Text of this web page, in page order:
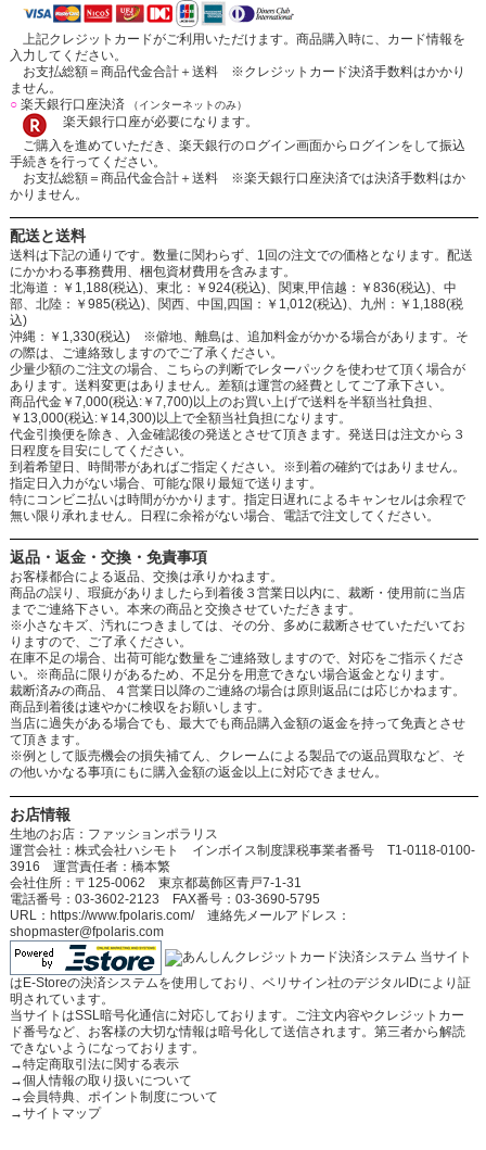
上記クレジットカードがご利用いただけます。商品購入時に、カード情報を
入力してください。
お支払総額＝商品代金合計＋送料 ※クレジットカード決済手数料はかかり
ません。
○楽天銀行口座決済 （インターネットのみ）
楽天銀行口座が必要になります。
ご購入を進めていただき、楽天銀行のログイン画面からログインをして振込
手続きを行ってください。
お支払総額＝商品代金合計＋送料 ※楽天銀行口座決済では決済手数料はか
かりません。
配送と送料
送料は下記の通りです。数量に関わらず、1回の注文での価格となります。配送
にかかわる事務費用、梱包資材費用を含みます。
北海道：￥1,188(税込)、東北：￥924(税込)、関東,甲信越：￥836(税込)、中
部、北陸：￥985(税込)、関西、中国,四国：￥1,012(税込)、九州：￥1,188(税
込)
沖縄：￥1,330(税込) ※僻地、離島は、追加料金がかかる場合があります。そ
の際は、ご連絡致しますのでご了承ください。
少量少額のご注文の場合、こちらの判断でレターパックを使わせて頂く場合が
あります。送料変更はありません。差額は運営の経費としてご了承下さい。
商品代金￥7,000(税込:￥7,700)以上のお買い上げで送料を半額当社負担、
￥13,000(税込:￥14,300)以上で全額当社負担になります。
代金引換便を除き、入金確認後の発送とさせて頂きます。発送日は注文から３
日程度を目安にしてください。
到着希望日、時間帯があればご指定ください。※到着の確約ではありません。
指定日入力がない場合、可能な限り最短で送ります。
特にコンビニ払いは時間がかかります。指定日遅れによるキャンセルは余程で
無い限り承れません。日程に余裕がない場合、電話で注文してください。
返品・返金・交換・免責事項
お客様都合による返品、交換は承りかねます。
商品の誤り、瑕疵がありましたら到着後３営業日以内に、裁断・使用前に当店
までご連絡下さい。本来の商品と交換させていただきます。
※小さなキズ、汚れにつきましては、その分、多めに裁断させていただいてお
りますので、ご了承ください。
在庫不足の場合、出荷可能な数量をご連絡致しますので、対応をご指示くださ
い。※商品に限りがあるため、不足分を用意できない場合返金となります。
裁断済みの商品、４営業日以降のご連絡の場合は原則返品には応じかねます。
商品到着後は速やかに検収をお願いします。
当店に過失がある場合でも、最大でも商品購入金額の返金を持って免責とさせ
て頂きます。
※例として販売機会の損失補てん、クレームによる製品での返品買取など、そ
の他いかなる事項にもに購入金額の返金以上に対応できません。
お店情報
生地のお店：ファッションポラリス
運営会社：株式会社ハシモト インボイス制度課税事業者番号 T1-0118-0100-
3916 運営責任者：橋本繁
会社住所：〒125-0062 東京都葛飾区青戸7-1-31
電話番号：03-3602-2123 FAX番号：03-3690-5795
URL：https://www.fpolaris.com/ 連絡先メールアドレス：
shopmaster@fpolaris.com
当サイト
はE-Storeの決済システムを使用しており、ベリサイン社のデジタルIDにより証
明されています。
当サイトはSSL暗号化通信に対応しております。ご注文内容やクレジットカー
ド番号など、お客様の大切な情報は暗号化して送信されます。第三者から解読
できないようになっております。
→特定商取引法に関する表示
→個人情報の取り扱いについて
→会員特典、ポイント制度について
→サイトマップ